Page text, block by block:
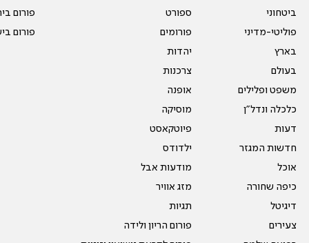
ביטחוני
פוליטי-מדיני
בארץ
בעולם
משפט ופלילים
כלכלה ונדל"ן
דעות
חדשות המגזר
אוכל
כיפה שחורה
דיגיטל
צעירים
ספורט
פורומים
יהדות
צרכנות
אופנה
מוסיקה
פיוטקאסט
ילדודס
מודעות אבל
מזג אוויר
תגיות
פורום הריון ולידה
פורום
פורום